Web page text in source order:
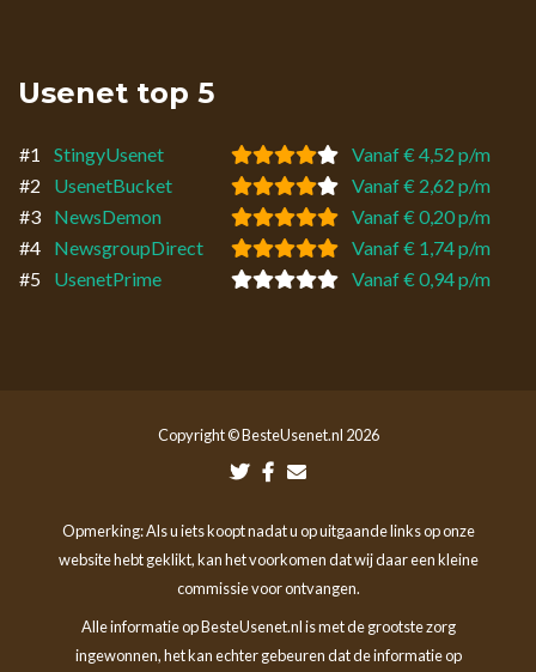
Usenet top 5
#1 StingyUsenet
Vanaf € 4,52 p/m
#2
UsenetBucket
Vanaf € 2,62 p/m
#3
NewsDemon
Vanaf € 0,20 p/m
#4
NewsgroupDirect
Vanaf € 1,74 p/m
#5
UsenetPrime Vanaf € 0,94 p/m
Copyright © BesteUsenet.nl 2026
Opmerking: Als u iets koopt nadat u op uitgaande links op onze
website hebt geklikt, kan het voorkomen dat wij daar een kleine
commissie voor ontvangen.
Alle informatie op BesteUsenet.nl is met de grootste zorg
ingewonnen, het kan echter gebeuren dat de informatie op